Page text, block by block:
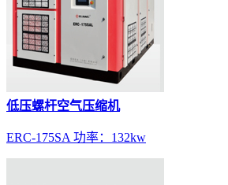
低压螺杆空气压缩机
ERC-175SA 功率：132kw